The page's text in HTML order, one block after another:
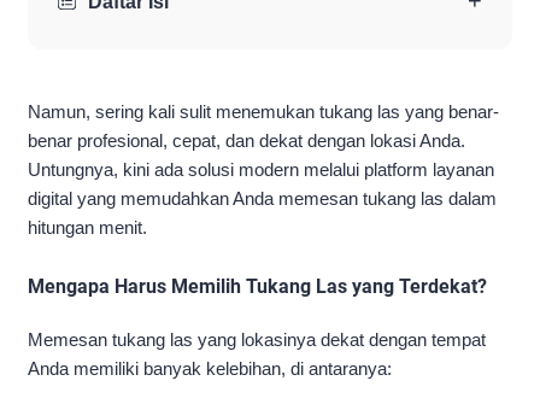
Namun, sering kali sulit menemukan tukang las yang benar-
benar profesional, cepat, dan dekat dengan lokasi Anda.
Untungnya, kini ada solusi modern melalui platform layanan
digital yang memudahkan Anda memesan tukang las dalam
hitungan menit.
Mengapa Harus Memilih Tukang Las yang Terdekat?
Memesan tukang las yang lokasinya dekat dengan tempat
Anda memiliki banyak kelebihan, di antaranya: